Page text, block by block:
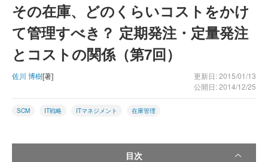
その在庫、どのくらいコストをかけ
て管理すべき？ 定期発注・定量発注
とコストの関係（第7回）
佐川 博樹[著]
更新日: 2015/01/13
公開日: 2014/12/25
SCM IT戦略 ITマネジメント 在庫管理
目次